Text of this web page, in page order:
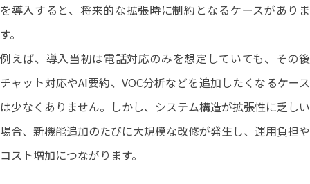
を導入すると、将来的な拡張時に制約となるケースがありま
す。
例えば、導入当初は電話対応のみを想定していても、その後
チャット対応やAI要約、VOC分析などを追加したくなるケース
は少なくありません。しかし、システム構造が拡張性に乏しい
場合、新機能追加のたびに大規模な改修が発生し、運用負担や
コスト増加につながります。